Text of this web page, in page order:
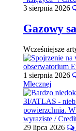
3 sierpnia 2026
Gazowy
Wcześniejsze
1 sierpnia 2026
Mlecznej
29 lipca 2026